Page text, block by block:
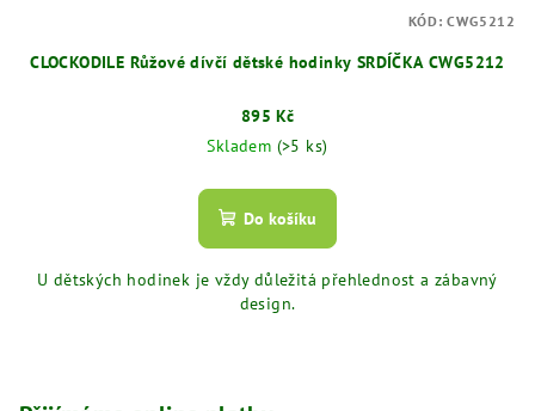
CLOCKODILE Růžové dívčí dětské hodinky SRDÍČKA CWG5212
895 Kč
Skladem (>5 ks)
Do košíku
U dětských hodinek je vždy důležitá přehlednost a zábavný
design.
KÓD:CWG5212